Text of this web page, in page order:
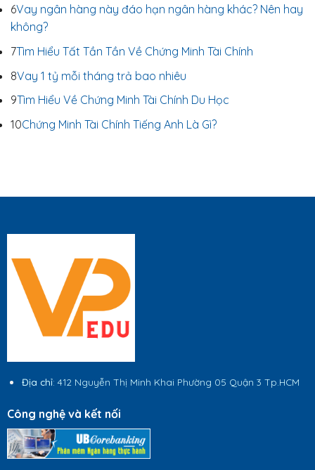
6Vay ngân hàng này đáo hạn ngân hàng khác? Nên hay
không?
7Tìm Hiểu Tất Tần Tần Về Chứng Minh Tài Chính
8Vay 1 tỷ mỗi tháng trả bao nhiêu
9Tìm Hiểu Về Chứng Minh Tài Chính Du Học
10Chứng Minh Tài Chính Tiếng Anh Là Gì?
Địa chỉ: 412 Nguyễn Thị Minh Khai Phường 05 Quận 3 Tp.HCM
Công nghệ và kết nối